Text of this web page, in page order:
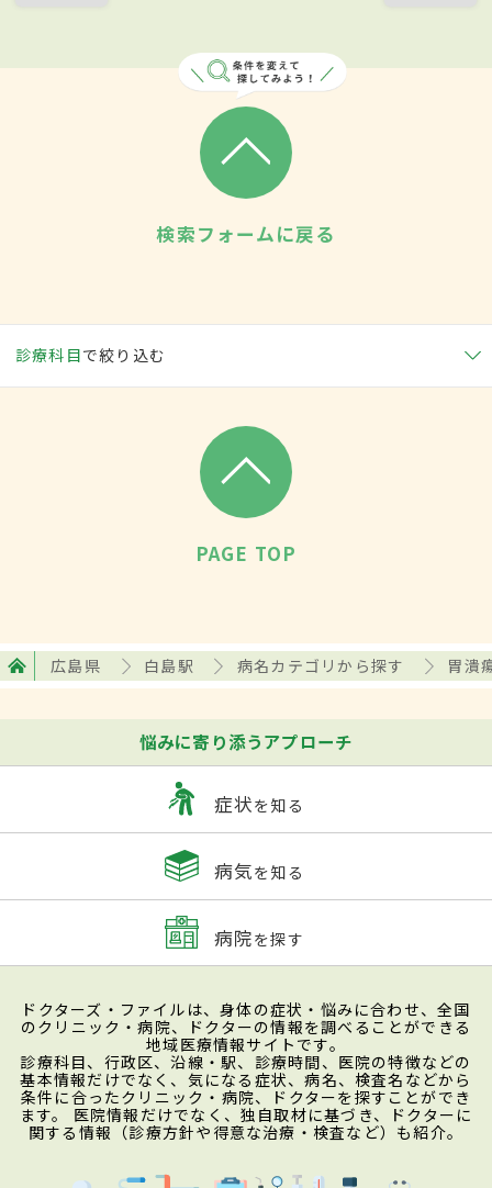
検索フォームに戻る
診療科目で絞り込む
PAGE TOP
広島県 白島駅 病名カテゴリから探す 胃潰
悩みに寄り添うアプローチ
症状を知る
病気を知る
病院を探す
ドクターズ・ファイルは、身体の症状・悩みに合わせ、全国
のクリニック・病院、ドクターの情報を調べることができる
地域医療情報サイトです。
診療科目、行政区、沿線・駅、診療時間、医院の特徴などの
基本情報だけでなく、気になる症状、病名、検査名などから
条件に合ったクリニック・病院、ドクターを探すことができ
ます。 医院情報だけでなく、独自取材に基づき、ドクターに
関する情報（診療方針や得意な治療・検査など）も紹介。